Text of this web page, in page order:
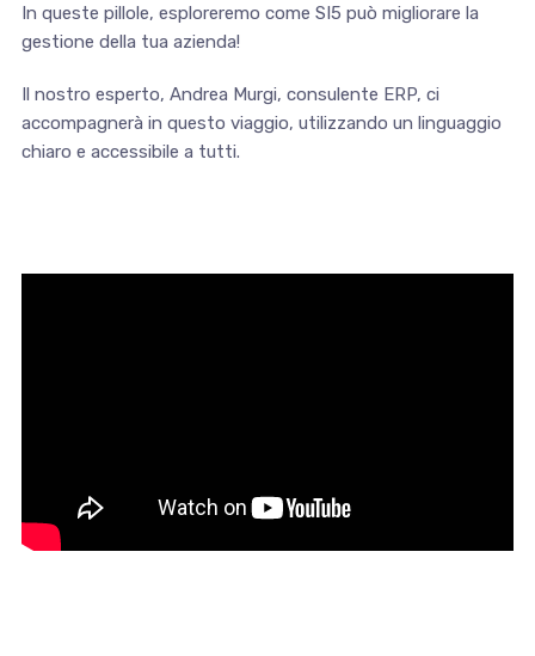
In queste pillole, esploreremo come SI5 può migliorare la
gestione della tua azienda!
Il nostro esperto, Andrea Murgi, consulente ERP, ci
accompagnerà in questo viaggio, utilizzando un linguaggio
chiaro e accessibile a tutti.